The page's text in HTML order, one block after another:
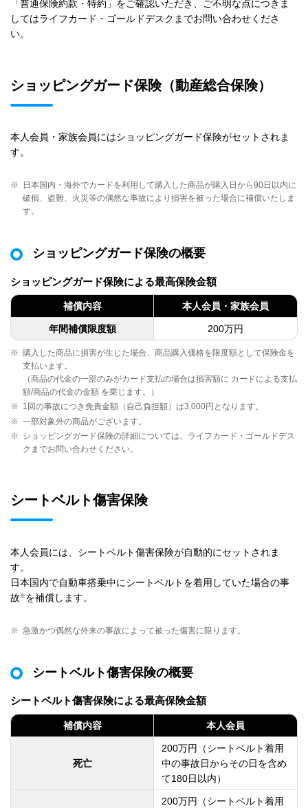
「普通保険約款・特約」をご確認いただき、ご不明な点につきま
してはライフカード・ゴールドデスクまでお問い合わせくださ
い。
ショッピングガード保険（動産総合保険）
本人会員・家族会員にはショッピングガード保険がセットされま
す。
※
日本国内・海外でカードを利用して購入した商品が購入日から90日以内に
破損、盗難、火災等の偶然な事故により損害を被った場合に補償いたしま
す。
ショッピングガード保険の概要
ショッピングガード保険による最高保険金額
補償内容 本人会員・家族会員
年間補償限度額 200万円
※ 購入した商品に損害が生じた場合、商品購入価格を限度額として保険金を
支払います。
（商品の代金の一部のみがカード支払の場合は損害額に カードによる支払
額/商品の代金の金額 を乗じます。）
※ 1回の事故につき免責金額（自己負担額）は3,000円となります。
※ 一部対象外の商品がございます。
※ ショッピングガード保険の詳細については、ライフカード・ゴールドデス
クまでお問い合わせください。
シートベルト傷害保険
本人会員には、シートベルト傷害保険が自動的にセットされま
す。
日本国内で自動車搭乗中にシートベルトを着用していた場合の事
故 ※ を補償します。
※ 急激かつ偶然な外来の事故によって被った傷害に限ります。
シートベルト傷害保険の概要
シートベルト傷害保険による最高保険金額
補償内容 本人会員
死亡
200万円（シートベルト着用
中の事故日からその日を含め
て180日以内）
200万円（シートベルト着用